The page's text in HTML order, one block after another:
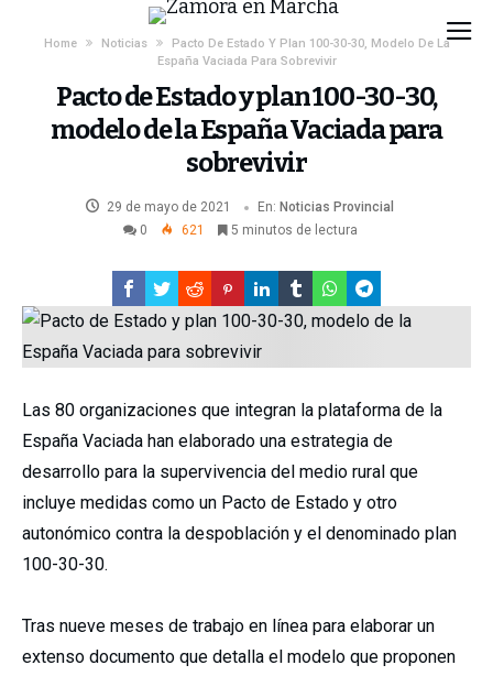
Home Noticias
Pacto De Estado Y Plan 100-30-30, Modelo De La
España Vaciada Para Sobrevivir
Pacto de Estado y plan 100-30-30,
modelo de la España Vaciada para
sobrevivir
29 de mayo de 2021 En: Noticias Provincial
0
621 5 minutos de lectura
Las 80 organizaciones que integran la plataforma de la
España Vaciada han elaborado una estrategia de
desarrollo para la supervivencia del medio rural que
incluye medidas como un Pacto de Estado y otro
autonómico contra la despoblación y el denominado plan
100-30-30.
Tras nueve meses de trabajo en línea para elaborar un
extenso documento que detalla el modelo que proponen